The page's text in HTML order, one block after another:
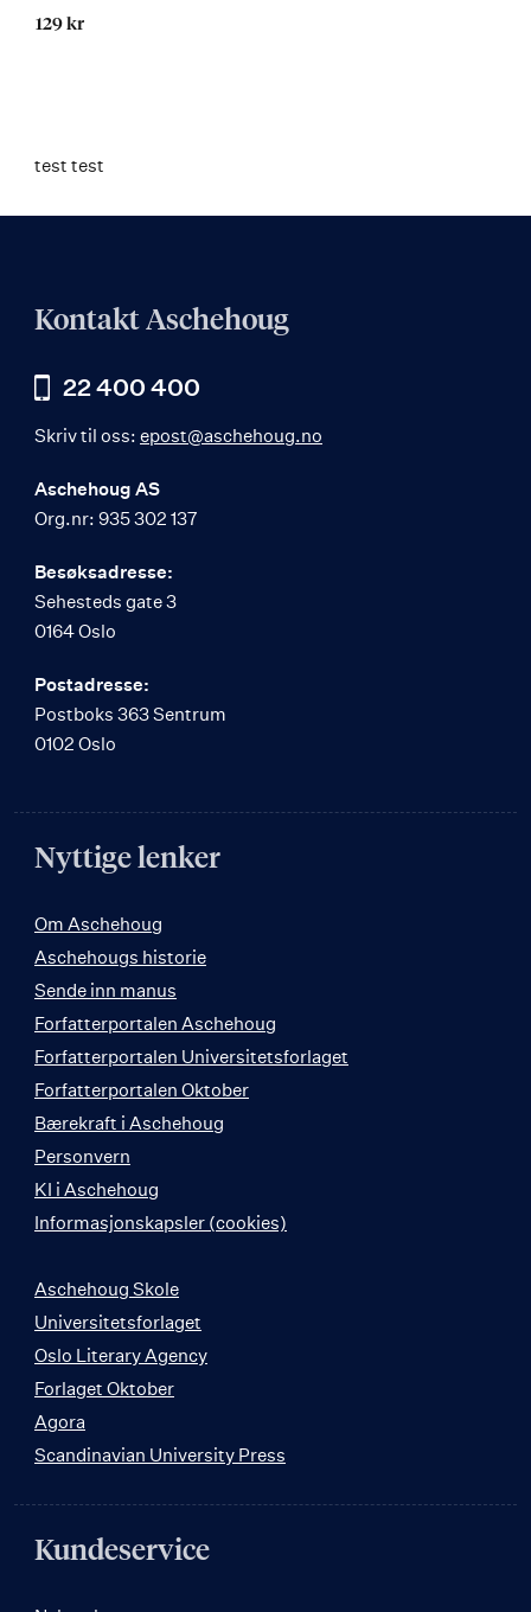
129 kr
test test
Kontakt Aschehoug
22 400 400
Skriv til oss: epost@aschehoug.no
Aschehoug AS
Org.nr: 935 302 137
Besøksadresse:
Sehesteds gate 3
0164 Oslo
Postadresse:
Postboks 363 Sentrum
0102 Oslo
Nyttige lenker
Om Aschehoug
Aschehougs historie
Sende inn manus
Forfatterportalen Aschehoug
Forfatterportalen Universitetsforlaget
Forfatterportalen Oktober
Bærekraft i Aschehoug
Personvern
KI i Aschehoug
Informasjonskapsler (cookies)
Aschehoug Skole
Universitetsforlaget
Oslo Literary Agency
Forlaget Oktober
Agora
Scandinavian University Press
Kundeservice